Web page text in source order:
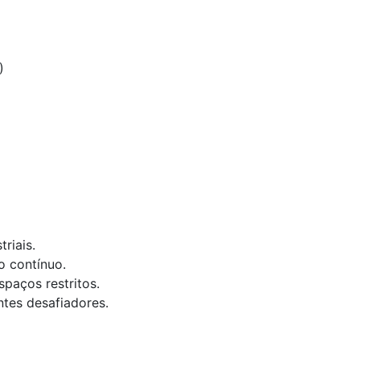
contínuo.
restritos.
desafiadores.